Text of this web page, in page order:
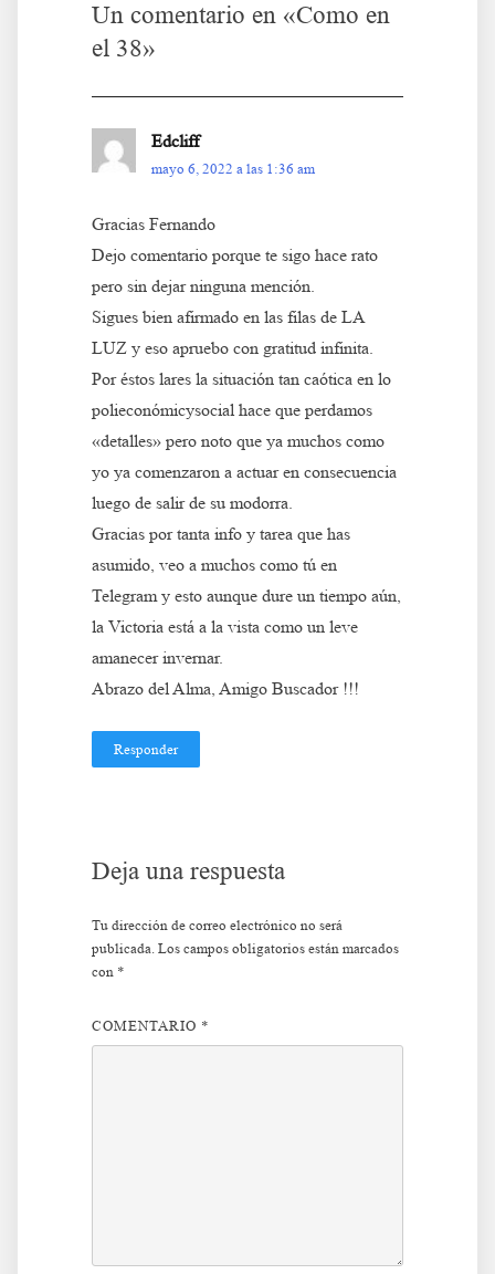
Un comentario en «Como en
el 38»
Edcliff
mayo 6, 2022 a las 1:36 am
Gracias Fernando
Dejo comentario porque te sigo hace rato
pero sin dejar ninguna mención.
Sigues bien afirmado en las filas de LA
LUZ y eso apruebo con gratitud infinita.
Por éstos lares la situación tan caótica en lo
polieconómicysocial hace que perdamos
«detalles» pero noto que ya muchos como
yo ya comenzaron a actuar en consecuencia
luego de salir de su modorra.
Gracias por tanta info y tarea que has
asumido, veo a muchos como tú en
Telegram y esto aunque dure un tiempo aún,
la Victoria está a la vista como un leve
amanecer invernar.
Abrazo del Alma, Amigo Buscador !!!
Responder
Deja una respuesta
Tu dirección de correo electrónico no será
publicada. Los campos obligatorios están marcados
con *
COMENTARIO *